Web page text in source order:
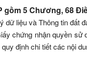
gồm 5 Chương, 68
liệu và Thông tin đất
chứng nhận quyền
định chi tiết các nội